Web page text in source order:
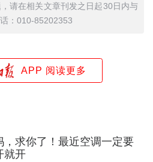
请在相关文章刊发之日起30日内与
：010-85202353
APP 阅读更多
，求你了！最近空调一定要
就开